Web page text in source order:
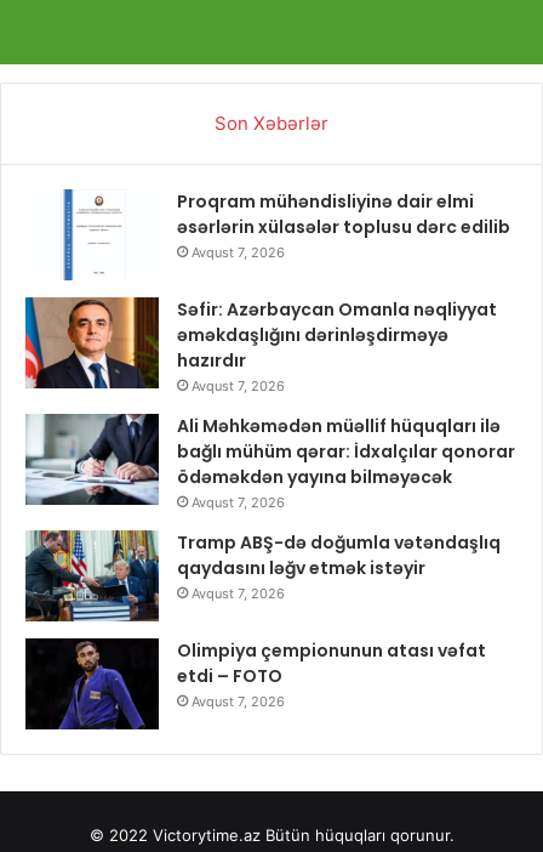
Son Xəbərlər
Proqram mühəndisliyinə dair elmi
əsərlərin xülasələr toplusu dərc edilib
Avqust 7, 2026
Səfir: Azərbaycan Omanla nəqliyyat
əməkdaşlığını dərinləşdirməyə
hazırdır
Avqust 7, 2026
Ali Məhkəmədən müəllif hüquqları ilə
bağlı mühüm qərar: İdxalçılar qonorar
ödəməkdən yayına bilməyəcək
Avqust 7, 2026
Tramp ABŞ-də doğumla vətəndaşlıq
qaydasını ləğv etmək istəyir
Avqust 7, 2026
Olimpiya çempionunun atası vəfat
etdi – FOTO
Avqust 7, 2026
© 2022 Victorytime.azBütün hüquqları qorunur.